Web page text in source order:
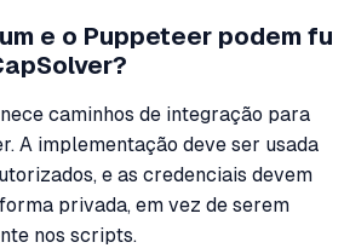
e o Puppeteer podem fu
caminhos de integração para
A implementação deve ser usada
e as credenciais devem
privada, em vez de serem
nos scripts.